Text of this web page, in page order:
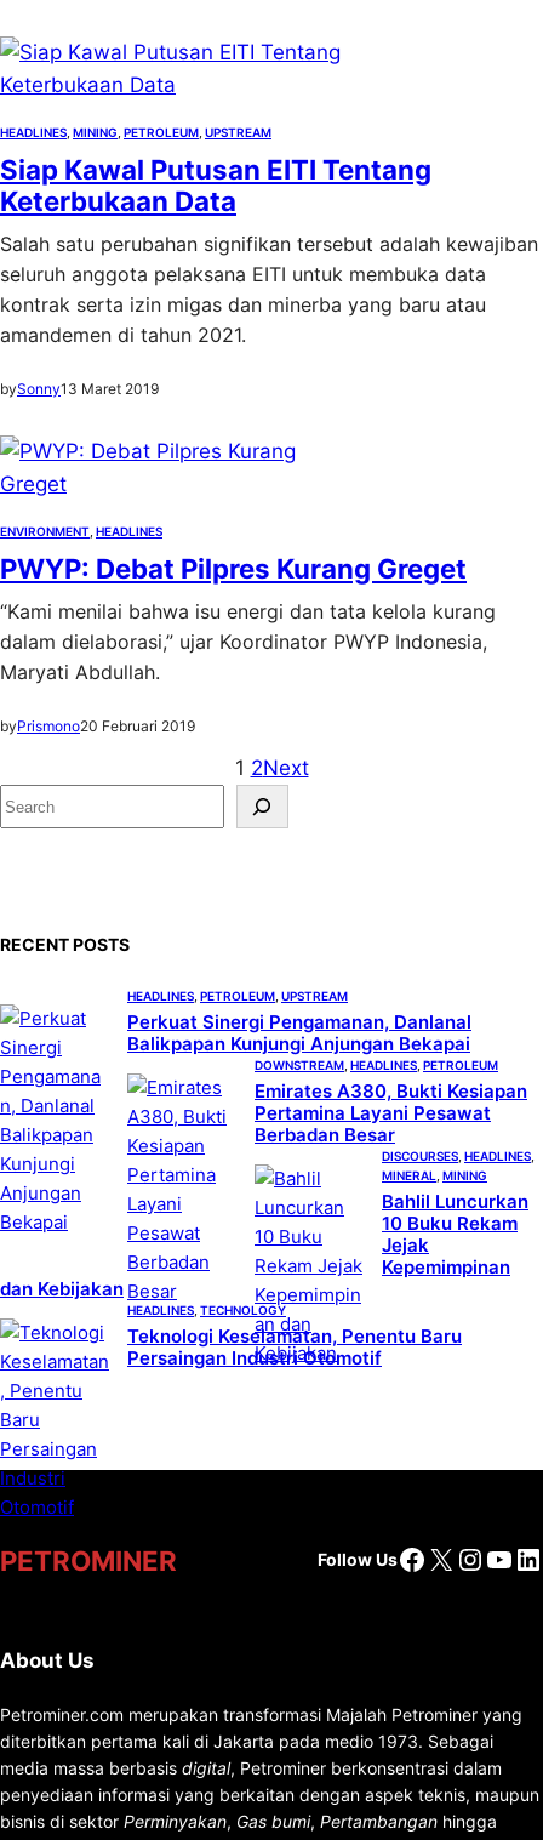
HEADLINES MINING PETROLEUM UPSTREAM
Siap Kawal Putusan EITI Tentang
Keterbukaan Data
Salah satu perubahan signifikan tersebut adalah kewajiban
seluruh anggota pelaksana EITI untuk membuka data
kontrak serta izin migas dan minerba yang baru atau
amandemen di tahun 2021.
bySonny13 Maret 2019
ENVIRONMENT HEADLINES
PWYP: Debat Pilpres Kurang Greget
“Kami menilai bahwa isu energi dan tata kelola kurang
dalam dielaborasi,” ujar Koordinator PWYP Indonesia,
Maryati Abdullah.
byPrismono20 Februari 2019
1 2Next
S
e
RECENT POSTS
HEADLINES PETROLEUM UPSTREAM
Perkuat Sinergi Pengamanan, Danlanal
Balikpapan Kunjungi Anjungan Bekapai
DOWNSTREAM HEADLINES PETROLEUM
Emirates A380, Bukti Kesiapan
Pertamina Layani Pesawat
Berbadan Besar
DISCOURSES HEADLINES
MINERAL
MINING
Bahlil Luncurkan
10 Buku Rekam
Jejak
Kepemimpinan
dan Kebijakan
HEADLINES TECHNOLOGY
Teknologi Keselamatan, Penentu Baru
Persaingan Industri Otomotif
PETROMINER Follow UsFacebook
X
About Us
Petrominer.com merupakan transformasi Majalah Petrominer yang
diterbitkan pertama kali di Jakarta pada medio 1973. Sebagai
media massa berbasis digital, Petrominer berkonsentrasi dalam
penyediaan informasi yang berkaitan dengan aspek teknis, maupun
bisnis di sektor Perminyakan, Gas bumi, Pertambangan hingga